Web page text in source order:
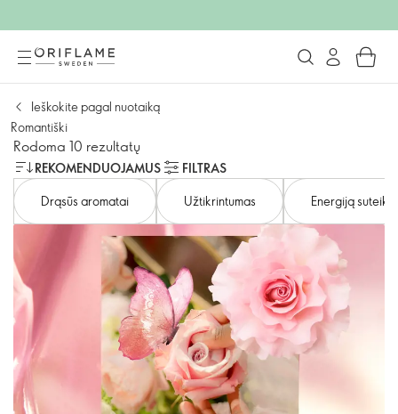
Ieškokite pagal nuotaiką
Romantiški
Rodoma 10 rezultatų
REKOMENDUOJAMUS
FILTRAS
Drąsūs aromatai
Užtikrintumas Energiją